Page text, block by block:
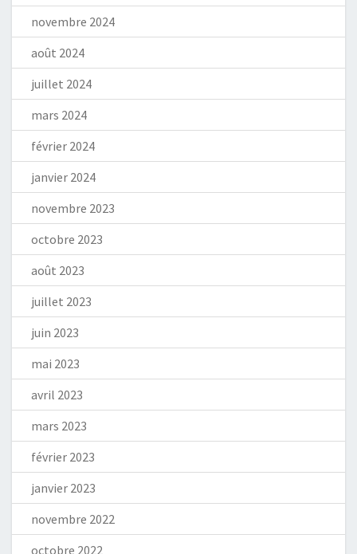
novembre 2024
août 2024
juillet 2024
mars 2024
février 2024
janvier 2024
novembre 2023
octobre 2023
août 2023
juillet 2023
juin 2023
mai 2023
avril 2023
mars 2023
février 2023
janvier 2023
novembre 2022
octobre 2022